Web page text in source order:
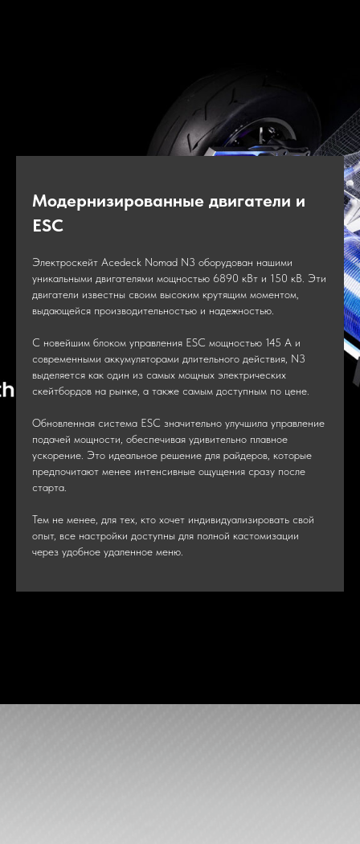
Модернизированные двигатели и
ESC
Электроскейт Acedeck Nomad N3 оборудован нашими
уникальными двигателями мощностью 6890 кВт и 150 кВ. Эти
двигатели известны своим высоким крутящим моментом,
выдающейся производительностью и надежностью.
С новейшим блоком управления ESC мощностью 145 А и
современными аккумуляторами длительного действия, N3
выделяется как один из самых мощных электрических
скейтбордов на рынке, а также самым доступным по цене.
Обновленная система ESC значительно улучшила управление
подачей мощности, обеспечивая удивительно плавное
ускорение. Это идеальное решение для райдеров, которые
предпочитают менее интенсивные ощущения сразу после
старта.
Тем не менее, для тех, кто хочет индивидуализировать свой
опыт, все настройки доступны для полной кастомизации
через удобное удаленное меню.